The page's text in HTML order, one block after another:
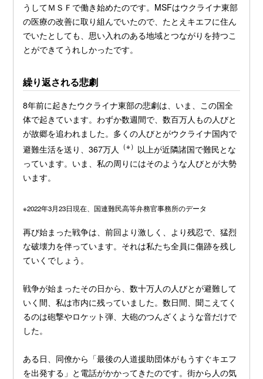
うしてＭＳＦで働き始めたのです。MSFはウクライナ東部
の医療の改善に取り組んでいたので、たとえキエフに住ん
でいたとしても、思い入れのある地域とつながりを持つこ
とができてうれしかったです。
繰り返される悲劇
8年前に起きたウクライナ東部の悲劇は、いま、この国全
体で起きています。わずか数週間で、数百万人もの人びと
が故郷を追われました。多くの人びとがウクライナ国内で
避難生活を送り、367万人
（※） 以上が近隣諸国で難民とな
っています。いま、私の周りにはそのような人びとが大勢
います。
※2022年3月23日現在、国連難民高等弁務官事務所のデータ
再び始まった戦争は、前回より激しく、より残忍で、猛烈
な破壊力を伴っています。それは私たち全員に傷跡を残し
ていくでしょう。
戦争が始まったその日から、数十万人の人びとが避難して
いく間、私は市内に残っていました。数日間、聞こえてく
るのは砲撃やロケット弾、大砲のつんざくような音だけで
した。
ある日、同僚から「最後の人道援助団体がもうすぐキエフ
を出発する」と電話がかかってきたのです。街から人の気